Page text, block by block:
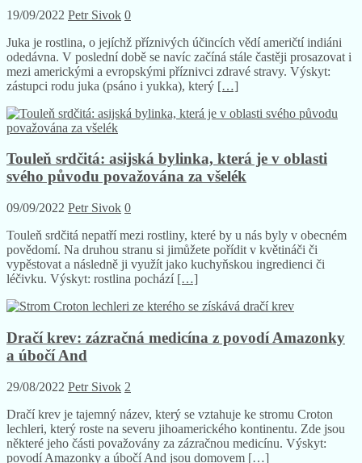
19/09/2022 Petr Sivok 0
Juka je rostlina, o jejíchž příznivých účincích vědí američtí indiáni
odedávna. V poslední době se navíc začíná stále častěji prosazovat i
mezi americkými a evropskými příznivci zdravé stravy. Výskyt:
zástupci rodu juka (psáno i yukka), který […]
Touleň srdčitá: asijská bylinka, která je v oblasti
svého původu považována za všelék
09/09/2022 Petr Sivok 0
Touleň srdčitá nepatří mezi rostliny, které by u nás byly v obecném
povědomí. Na druhou stranu si jimůžete pořídit v květináči či
vypěstovat a následně ji využít jako kuchyňskou ingredienci či
léčivku. Výskyt: rostlina pochází […]
Dračí krev: zázračná medicína z povodí Amazonky
a úbočí And
29/08/2022 Petr Sivok 2
Dračí krev je tajemný název, který se vztahuje ke stromu Croton
lechleri, který roste na severu jihoamerického kontinentu. Zde jsou
některé jeho části považovány za zázračnou medicínu. Výskyt:
povodí Amazonky a úbočí And jsou domovem […]